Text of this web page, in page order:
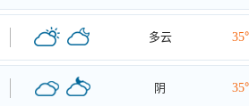
多云
阴